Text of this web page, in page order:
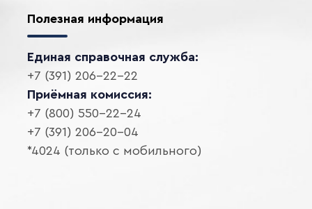
Полезная информация
Единая справочная служба:
+7 (391) 206-22-22
Приёмная комиссия:
+7 (800) 550-22-24
+7 (391) 206-20-04
*4024 (только с мобильного)